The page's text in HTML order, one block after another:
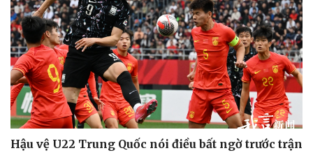
Thế giới thể thao
eSports
Hậu trường
Tư vấn
Hậu vệ U22 Trung Quốc nói điều bất ngờ trước trận